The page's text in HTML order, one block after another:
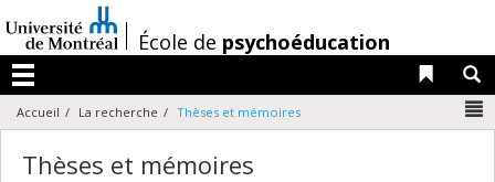
au
contenu
/École de psychoéducation
Menu
Liens
Accueil La recherche Thèses et mémoires
Thèses et mémoires